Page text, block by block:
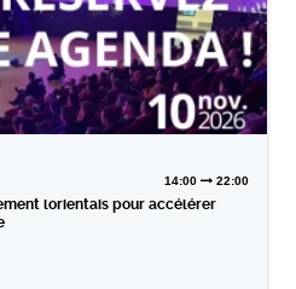
14:00
22:00
lorientais pour accélérer